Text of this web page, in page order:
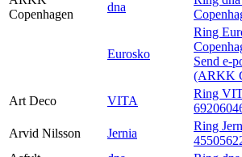
Copenhagen
dna
Eurosko
Ring
Send e-
(ARKK
Art Deco
VITA
Ring
Arvid Nilsson
Jernia
Ring